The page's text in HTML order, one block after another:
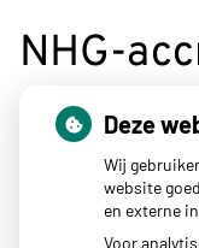
NHG-
Deze
Wij
website
en externe
Voor